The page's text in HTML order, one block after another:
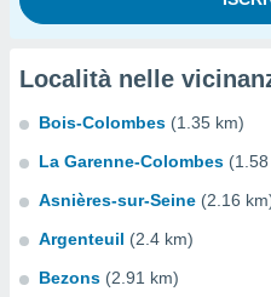
Località nelle
Bois-Colombes (1.35 km)
La Garenne-Colombes
Asnières-sur-Seine (2.16
Argenteuil (2.4 km)
Bezons (2.91 km)